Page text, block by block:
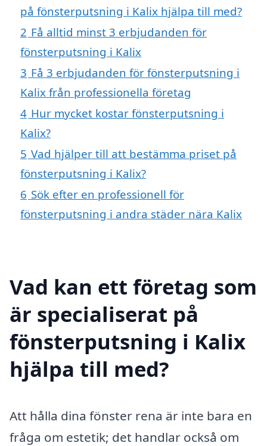
på fönsterputsning i Kalix hjälpa till med?
2 Få alltid minst 3 erbjudanden för
fönsterputsning i Kalix
3 Få 3 erbjudanden för fönsterputsning i
Kalix från professionella företag
4 Hur mycket kostar fönsterputsning i
Kalix?
5 Vad hjälper till att bestämma priset på
fönsterputsning i Kalix?
6 Sök efter en professionell för
fönsterputsning i andra städer nära Kalix
Vad kan ett företag som
är specialiserat på
fönsterputsning i Kalix
hjälpa till med?
Att hålla dina fönster rena är inte bara en
fråga om estetik; det handlar också om